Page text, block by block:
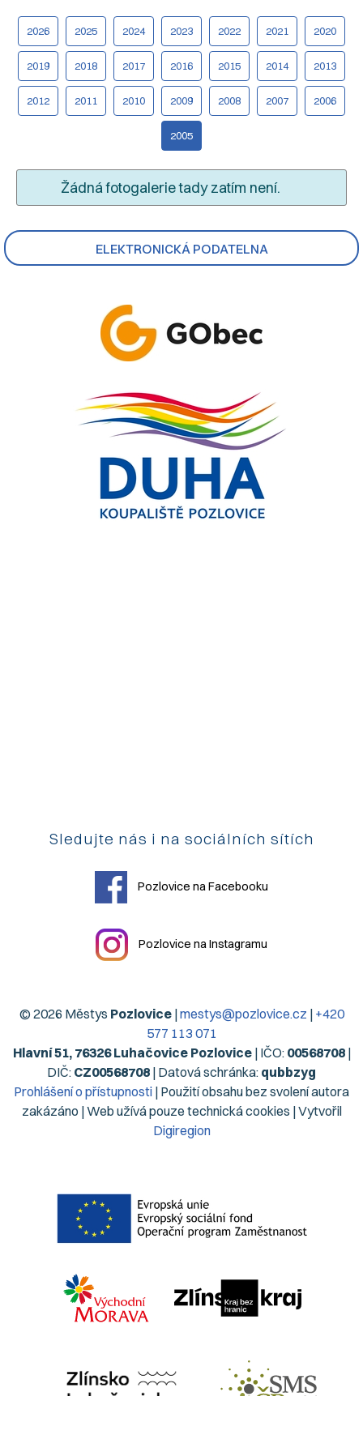
ELEKTRONICKÁ PODATELNA
2026 2025 2024 2023 2022 2021 2020
2019 2018 2017 2016 2015 2014 2013
2012 2011 2010 2009 2008 2007 2006
2005
Žádná fotogalerie tady zatím není.
Sledujte nás i na sociálních sítích
Pozlovice na Facebooku
Pozlovice na Instagramu
© 2026 Městys Pozlovice|mestys@pozlovice.cz | +420
577 113 071
Hlavní 51, 76326 Luhačovice Pozlovice| IČO: 00568708|
DIČ: CZ00568708 | Datová schránka: qubbzyg
Prohlášení o přístupnosti | Použití obsahu bez svolení autora
zakázáno | Web užívá pouze technická cookies | Vytvořil
Digiregion